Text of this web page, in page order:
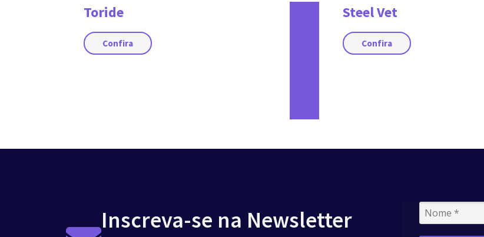
Toride
Confira
Steel Vet
Confira
Inscreva-se na Newsletter